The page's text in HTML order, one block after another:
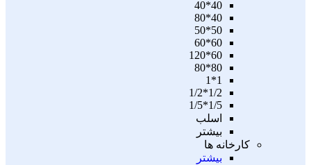
40*40
40*80
50*50
60*60
60*120
80*80
1*1
1/2*1/2
1/5*1/5
اسلب
بیشتر
کارخانه ها
بیشتر